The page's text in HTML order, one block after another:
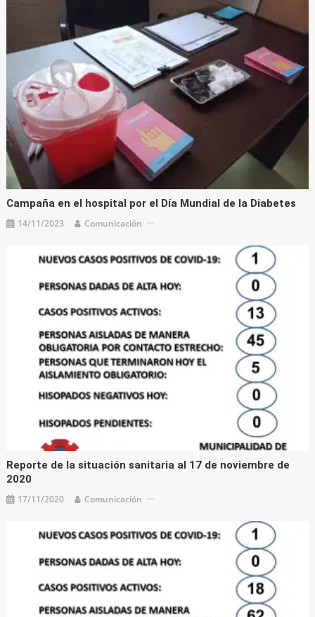
Campaña en el hospital por el Día Mundial de la Diabetes
14/11/2023 Comunicación
Reporte de la situación sanitaria al 17 de noviembre de
2020
17/11/2020 Comunicación